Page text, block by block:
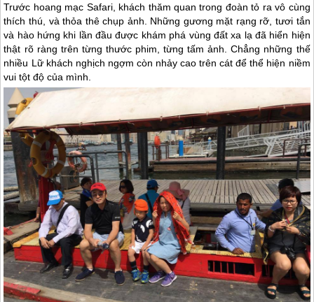
Trước hoang mạc Safari, khách thăm quan trong đoàn tỏ ra vô cùng
thích thú, và thỏa thê chụp ảnh. Những gương mặt rạng rỡ, tươi tắn
và hào hứng khi lần đầu được khám phá vùng đất xa lạ đã hiển hiện
thật rõ ràng trên từng thước phim, từng tấm ảnh. Chẳng những thế
nhiều Lữ khách nghịch ngợm còn nhảy cao trên cát để thể hiện niềm
vui tột độ của mình.